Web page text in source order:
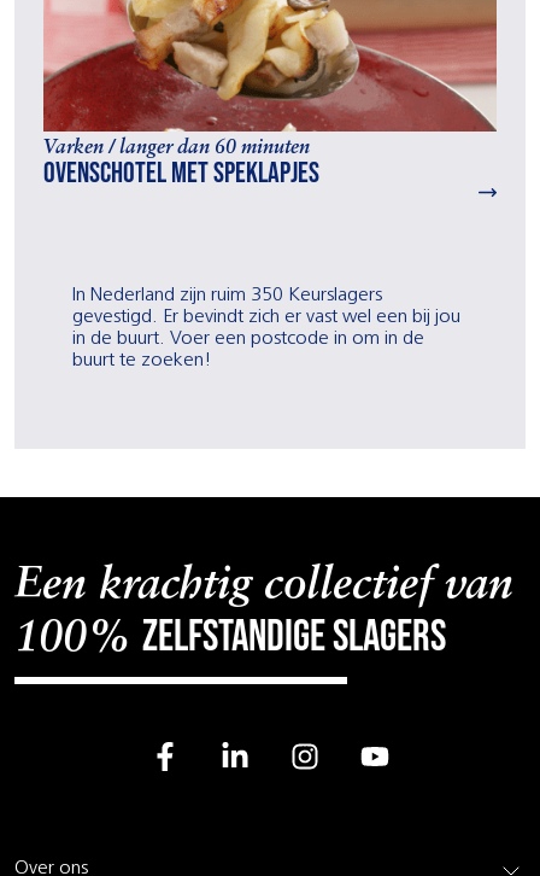
Varken / langer dan 60 minuten
Ovenschotel met speklapjes
In Nederland zijn ruim 350 Keurslagers
gevestigd. Er bevindt zich er vast wel een bij jou
in de buurt. Voer een postcode in om in de
buurt te zoeken!
Een krachtig collectief van
100% zelfstandige slagers
Over ons